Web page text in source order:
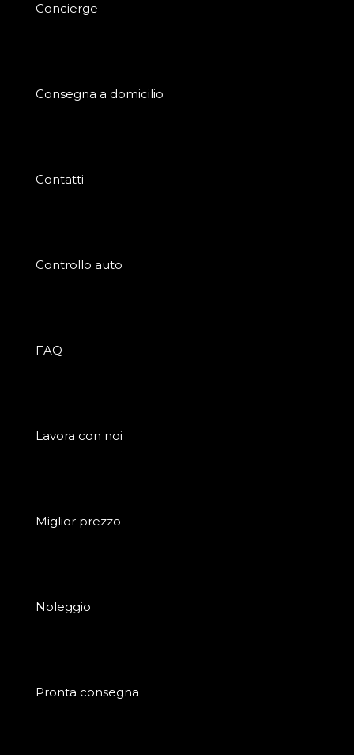
Concierge
Consegna a domicilio
Contatti
Controllo auto
FAQ
Lavora con noi
Miglior prezzo
Noleggio
Pronta consegna